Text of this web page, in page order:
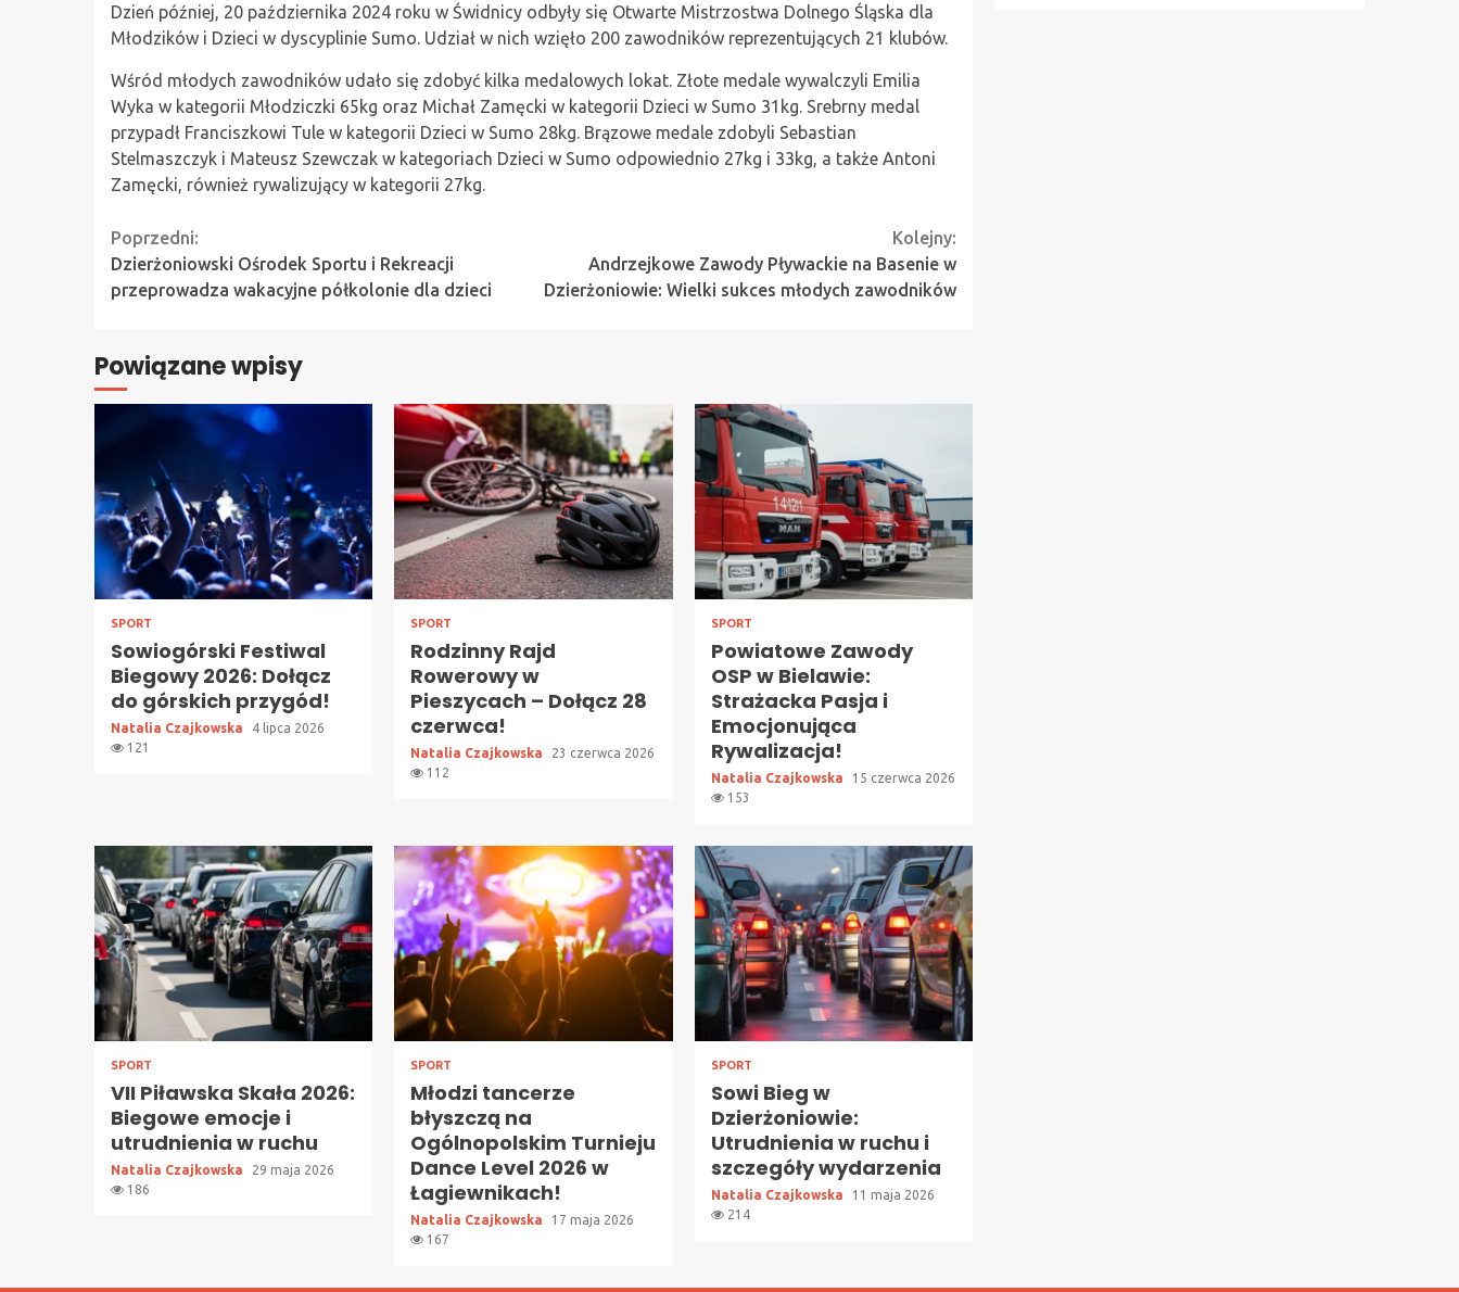
Dzień później, 20 października 2024 roku w Świdnicy odbyły się Otwarte Mistrzostwa Dolnego Śląska dla
Młodzików i Dzieci w dyscyplinie Sumo. Udział w nich wzięło 200 zawodników reprezentujących 21 klubów.
Wśród młodych zawodników udało się zdobyć kilka medalowych lokat. Złote medale wywalczyli Emilia
Wyka w kategorii Młodziczki 65kg oraz Michał Zamęcki w kategorii Dzieci w Sumo 31kg. Srebrny medal
przypadł Franciszkowi Tule w kategorii Dzieci w Sumo 28kg. Brązowe medale zdobyli Sebastian
Stelmaszczyk i Mateusz Szewczak w kategoriach Dzieci w Sumo odpowiednio 27kg i 33kg, a także Antoni
Zamęcki, również rywalizujący w kategorii 27kg.
Continue
Reading
Poprzedni:
Dzierżoniowski Ośrodek Sportu i Rekreacji
przeprowadza wakacyjne półkolonie dla dzieci
Kolejny:
Andrzejkowe Zawody Pływackie na Basenie w
Dzierżoniowie: Wielki sukces młodych zawodników
Powiązane wpisy
SPORT
Sowiogórski Festiwal
Biegowy 2026: Dołącz
do górskich przygód!
Natalia Czajkowska
4 lipca 2026
121
SPORT
Rodzinny Rajd
Rowerowy w
Pieszycach – Dołącz 28
czerwca!
Natalia Czajkowska
23 czerwca 2026
112
SPORT
Powiatowe Zawody
OSP w Bielawie:
Strażacka Pasja i
Emocjonująca
Rywalizacja!
Natalia Czajkowska
15 czerwca 2026
153
SPORT
VII Piławska Skała 2026:
Biegowe emocje i
utrudnienia w ruchu
Natalia Czajkowska
29 maja 2026
186
SPORT
Młodzi tancerze
błyszczą na
Ogólnopolskim Turnieju
Dance Level 2026 w
Łagiewnikach!
Natalia Czajkowska
17 maja 2026
167
SPORT
Sowi Bieg w
Dzierżoniowie:
Utrudnienia w ruchu i
szczegóły wydarzenia
Natalia Czajkowska
11 maja 2026
214